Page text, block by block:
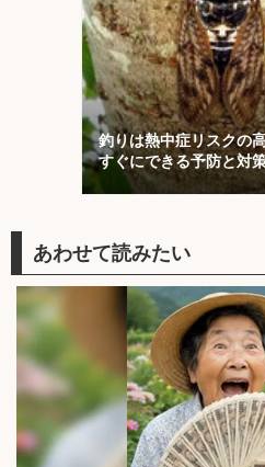
釣りは熱中症リスクの
すぐにできる予防と対